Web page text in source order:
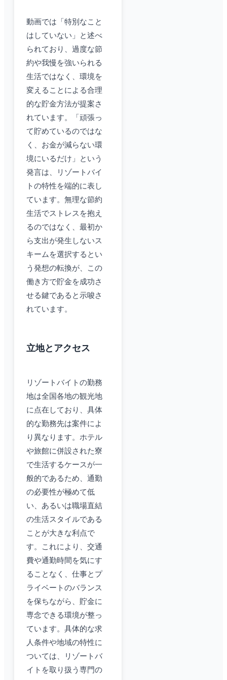
動画では「特別なこと
はしていない」と述べ
られており、過度な節
約や我慢を強いられる
生活ではなく、環境を
変えることによる合理
的な貯金方法が提案さ
れています。「頑張っ
て貯めているのではな
く、お金が減らない環
境にいるだけ」という
発言は、リゾートバイ
トの特性を端的に表し
ています。無理な節約
生活でストレスを抱え
るのではなく、最初か
ら支出が発生しないス
キームを選択するとい
う発想の転換が、この
働き方で貯金を成功さ
せる鍵であると示唆さ
れています。
立地とアクセス
リゾートバイトの勤務
地は全国各地の観光地
に点在しており、具体
的な勤務先は案件によ
り異なります。ホテル
や旅館に併設された寮
で生活するケースが一
般的であるため、通勤
の必要性が極めて低
い、あるいは職場直結
の生活スタイルである
ことが大きな利点で
す。これにより、交通
費や通勤時間を気にす
ることなく、仕事とプ
ライベートのバランス
を保ちながら、貯金に
専念できる環境が整っ
ています。具体的な求
人条件や地域の特性に
ついては、リゾートバ
イトを取り扱う専門の